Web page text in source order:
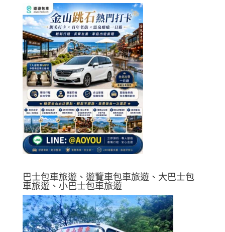
巴士包車旅遊、遊覽車包車旅遊、大巴士包
車旅遊、小巴士包車旅遊